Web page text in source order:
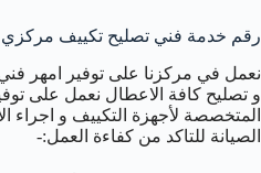
رقم خدمة فني تصليح تكييف مركزي
نعمل في مركزنا على توفير امهر
و تصليح كافة الاعطال نعمل على
المتخصصة لأجهزة التكييف و اجراء
الصيانة للتاكد من كفاءة العمل:-